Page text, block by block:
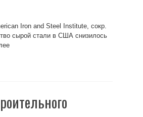
Iron and Steel Institute, сокр.
сырой стали в США снизилось